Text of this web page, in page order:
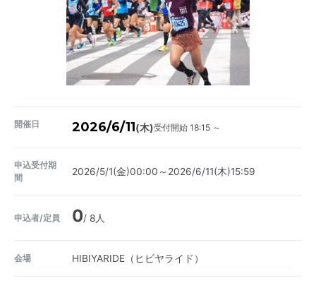
開催日 2026/6/11(木)受付開始 18:15 ～
申込受付期
間
2026/5/1(金)00:00～2026/6/11(木)15:59
申込者/定員 0/ 8人
会場 HIBIYARIDE（ヒビヤライド）